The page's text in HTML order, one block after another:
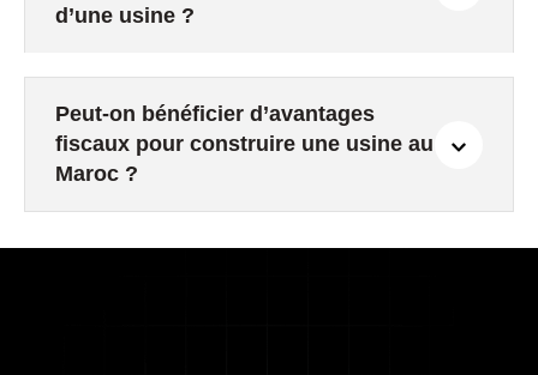
d’une usine ?
Peut-on bénéficier d’avantages
fiscaux pour construire une usine au
Maroc ?